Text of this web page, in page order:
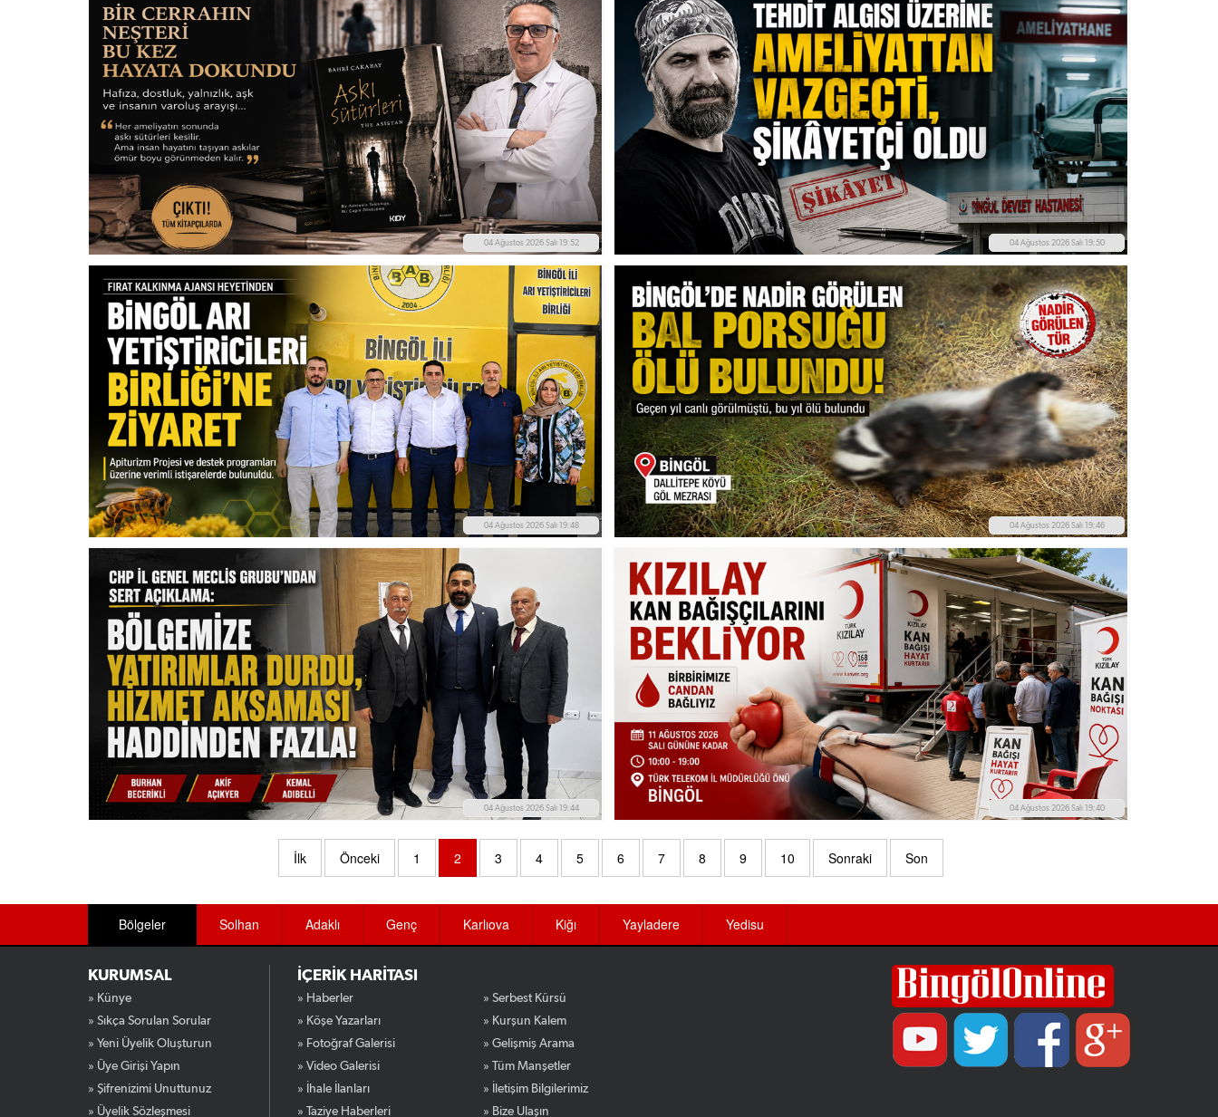
04 Ağustos 2026 Salı 19:52 04 Ağustos 2026 Salı 19:50
04 Ağustos 2026 Salı 19:48 04 Ağustos 2026 Salı 19:46
04 Ağustos 2026 Salı 19:44 04 Ağustos 2026 Salı 19:40
İlk Önceki 1 2 3 4 5 6 7 8 9 10 Sonraki Son
Bölgeler Solhan Adaklı Genç Karlıova Kiğı Yayladere Yedisu
KURUMSAL
» Künye
» Sıkça Sorulan Sorular
» Yeni Üyelik Oluşturun
» Üye Girişi Yapın
» Şifrenizimi Unuttunuz
» Üyelik Sözleşmesi
İÇERİK HARİTASI
» Haberler
» Köşe Yazarları
» Fotoğraf Galerisi
» Video Galerisi
» İhale İlanları
» Taziye Haberleri
» Serbest Kürsü
» Kurşun Kalem
» Gelişmiş Arama
» Tüm Manşetler
» İletişim Bilgilerimiz
» Bize Ulaşın